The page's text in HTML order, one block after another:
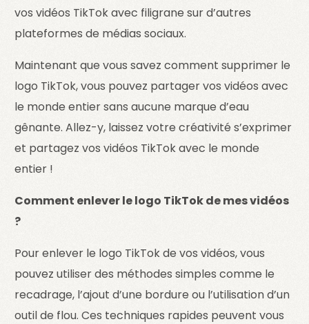
vos vidéos TikTok avec filigrane sur d’autres
plateformes de médias sociaux.
Maintenant que vous savez comment supprimer le
logo TikTok, vous pouvez partager vos vidéos avec
le monde entier sans aucune marque d’eau
gênante. Allez-y, laissez votre créativité s’exprimer
et partagez vos vidéos TikTok avec le monde
entier !
Comment enlever le logo TikTok de mes vidéos
?
Pour enlever le logo TikTok de vos vidéos, vous
pouvez utiliser des méthodes simples comme le
recadrage, l’ajout d’une bordure ou l’utilisation d’un
outil de flou. Ces techniques rapides peuvent vous